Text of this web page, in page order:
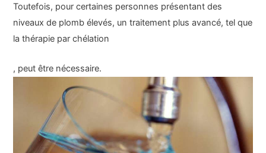
Toutefois, pour certaines personnes présentant des
niveaux de plomb élevés, un traitement plus avancé, tel que
lathérapie par chélation
, peut être nécessaire.